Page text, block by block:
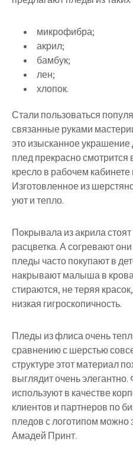
микрофибра;
акрил;
бамбук;
лен;
хлопок.
Стали пользоваться
связанные руками
это изысканное
плед прекрасно смотрится
кресло в рабочем
Изготовленное из
уют и тепло.
Покрывала из акрила
расцветка. А согревают
пледы часто покупают в
накрывают малыша в
стираются, не теряя
низкая гигроскопичность.
Пледы из флиса очень
сравнению с шерстью
структуре этот материал
выглядит очень
используют в качестве
клиентов и партнеров по
пледов с логотипом можно
Амадей Принт.